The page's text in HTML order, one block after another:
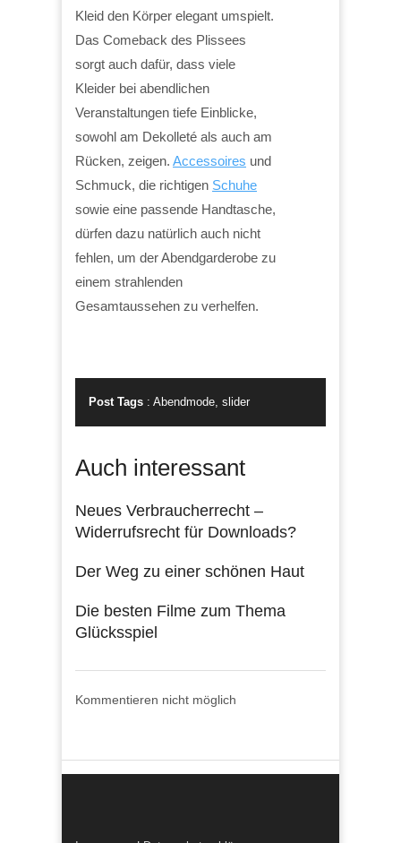
Kleid den Körper elegant umspielt.
Das Comeback des Plissees
sorgt auch dafür, dass viele
Kleider bei abendlichen
Veranstaltungen tiefe Einblicke,
sowohl am Dekolleté als auch am
Rücken, zeigen. Accessoires und
Schmuck, die richtigen Schuhe
sowie eine passende Handtasche,
dürfen dazu natürlich auch nicht
fehlen, um der Abendgarderobe zu
einem strahlenden
Gesamtaussehen zu verhelfen.
Post Tags : Abendmode slider
Auch interessant
Neues Verbraucherrecht –
Widerrufsrecht für Downloads?
Der Weg zu einer schönen Haut
Die besten Filme zum Thema
Glücksspiel
Kommentieren nicht möglich